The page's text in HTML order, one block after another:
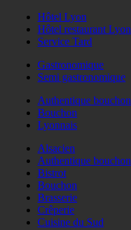
Hôtel Lyon
Hôtel restaurant Lyon
Service Tard
Gastronomique
Semi gastronomique
Authentique bouchon
Bouchon
Lyonnais
Alsacien
Authentique bouchon
Bistrot
Bouchon
Brasserie
Crêperie
Cuisine du Sud